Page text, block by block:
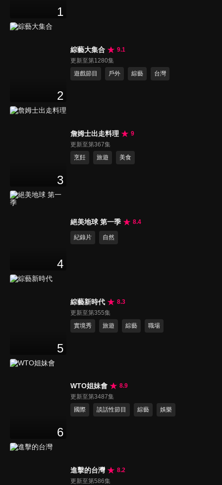
1
2
綜藝大集合
9.1
更新至第1280集
遊戲節目
戶外 綜藝 台灣
3
詹姆士出走料理
9
更新至第367集
烹飪
旅遊 美食
4
絕美地球 第一季 8.4
紀錄片 自然
5
綜藝新時代
8.3
更新至第355集
實境秀
旅遊 綜藝 職場
6
WTO姐妹會
8.9
更新至第3487集
國際
談話性節目 綜藝 娛樂
進擊的台灣
8.2
更新至第586集